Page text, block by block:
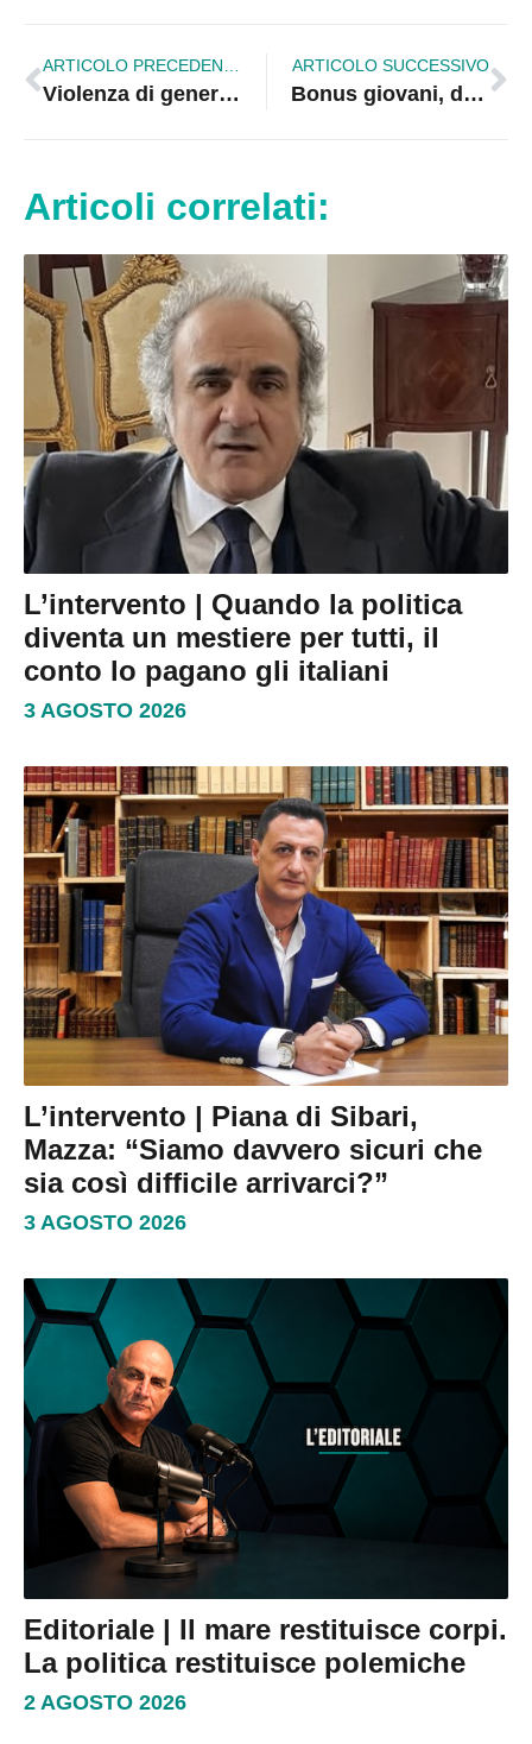
Violenza di genere e disabilità, a Corigliano Rossano un seminario per operatori e professionisti
ARTICOLO SUCCESSIVO
Bonus giovani, donne e ZES: aperte le domande per gli incentivi alle assunzioni
Articoli correlati:
L’intervento | Quando la politica
diventa un mestiere per tutti, il
conto lo pagano gli italiani
3 AGOSTO 2026
L’intervento | Piana di Sibari,
Mazza: “Siamo davvero sicuri che
sia così difficile arrivarci?”
3 AGOSTO 2026
Editoriale | Il mare restituisce corpi.
La politica restituisce polemiche
2 AGOSTO 2026